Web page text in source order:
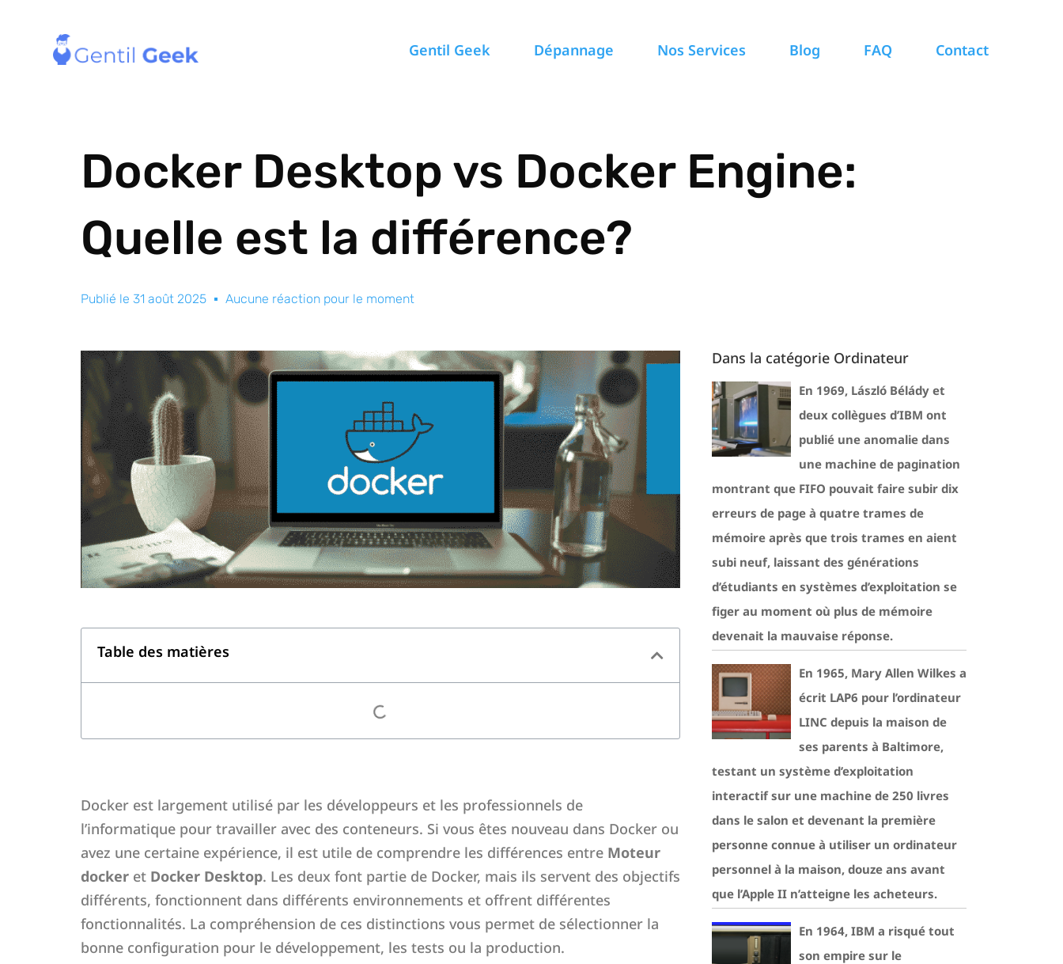
Gentil Geek Dépannage Nos Services Blog FAQ Contact
Docker Desktop vs Docker Engine:
Quelle est la différence?
Publié le 31 août 2025 Aucune réaction pour le moment
Table des matières
Docker est largement utilisé par les développeurs et les professionnels de
l’informatique pour travailler avec des conteneurs. Si vous êtes nouveau dans Docker ou
avez une certaine expérience, il est utile de comprendre les différences entre Moteur
docker et Docker Desktop. Les deux font partie de Docker, mais ils servent des objectifs
différents, fonctionnent dans différents environnements et offrent différentes
fonctionnalités. La compréhension de ces distinctions vous permet de sélectionner la
bonne configuration pour le développement, les tests ou la production.
Dans la catégorie Ordinateur
En 1969, László Bélády et
deux collègues d’IBM ont
publié une anomalie dans
une machine de pagination
montrant que FIFO pouvait faire subir dix
erreurs de page à quatre trames de
mémoire après que trois trames en aient
subi neuf, laissant des générations
d’étudiants en systèmes d’exploitation se
figer au moment où plus de mémoire
devenait la mauvaise réponse.
En 1965, Mary Allen Wilkes a
écrit LAP6 pour l’ordinateur
LINC depuis la maison de
ses parents à Baltimore,
testant un système d’exploitation
interactif sur une machine de 250 livres
dans le salon et devenant la première
personne connue à utiliser un ordinateur
personnel à la maison, douze ans avant
que l’Apple II n’atteigne les acheteurs.
En 1964, IBM a risqué tout
son empire sur le